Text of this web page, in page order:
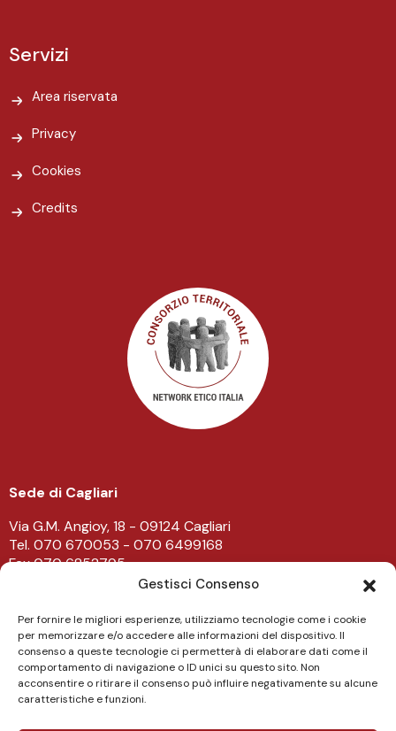
Gestisci Consenso
Per fornire le migliori esperienze, utilizziamo tecnologie come i cookie
per memorizzare e/o accedere alle informazioni del dispositivo. Il
consenso a queste tecnologie ci permetterà di elaborare dati come il
comportamento di navigazione o ID unici su questo sito. Non
acconsentire o ritirare il consenso può influire negativamente su alcune
caratteristiche e funzioni.
Servizi
Area riservata
Privacy
Cookies
Credits
Sede di Cagliari
Via G.M. Angioy, 18 - 09124 Cagliari
Tel. 070 670053 - 070 6499168
Fax 070 6852795
Sede di Lanusei
Viale Don Bosco 43/45 - 08045 Lanusei
Tel. 0782 482219